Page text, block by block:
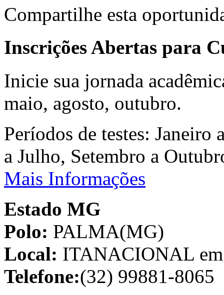
Compartilhe esta
Inscrições Abertas para
Inicie sua jornada
maio, agosto, outubro.
Períodos de testes:
a Julho, Setembro a
Mais Informações
Estado MG
Polo: PALMA(MG)
Local: ITANACIONAL
Telefone:(32) 99881-8065